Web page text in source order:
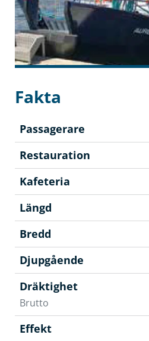
Fakta
Passagerare
Restauration
Kafeteria
Längd
Bredd
Djupgående
Dräktighet
Brutto
Effekt